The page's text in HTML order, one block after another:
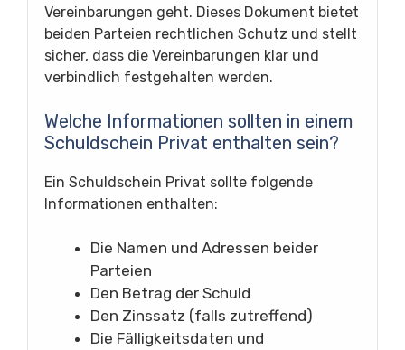
Vereinbarungen geht. Dieses Dokument bietet
beiden Parteien rechtlichen Schutz und stellt
sicher, dass die Vereinbarungen klar und
verbindlich festgehalten werden.
Welche Informationen sollten in einem
Schuldschein Privat enthalten sein?
Ein Schuldschein Privat sollte folgende
Informationen enthalten:
Die Namen und Adressen beider
Parteien
Den Betrag der Schuld
Den Zinssatz (falls zutreffend)
Die Fälligkeitsdaten und